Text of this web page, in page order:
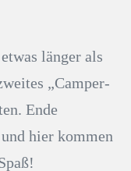
länger als
„Camper-
Ende
hier kommen